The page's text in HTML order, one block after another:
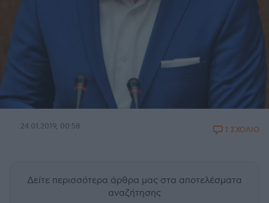
24.01.2019, 00:58 1 ΣΧΟΛΙΟ
Δείτε περισσότερα άρθρα μας στα αποτελέσματα
αναζήτησης